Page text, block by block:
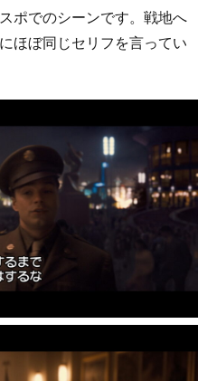
ポでのシーンです。戦地へ
ほぼ同じセリフを言ってい